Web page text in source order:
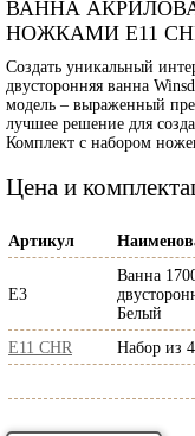
ВАННА
НОЖКАМИ E11
Создать уникальный
двусторонняя ванна
модель – выраженный
лучшее решение для
Комплект с набором
Цена и
Артикул
E3
Ванна
Белый
E11 CHR Набор из